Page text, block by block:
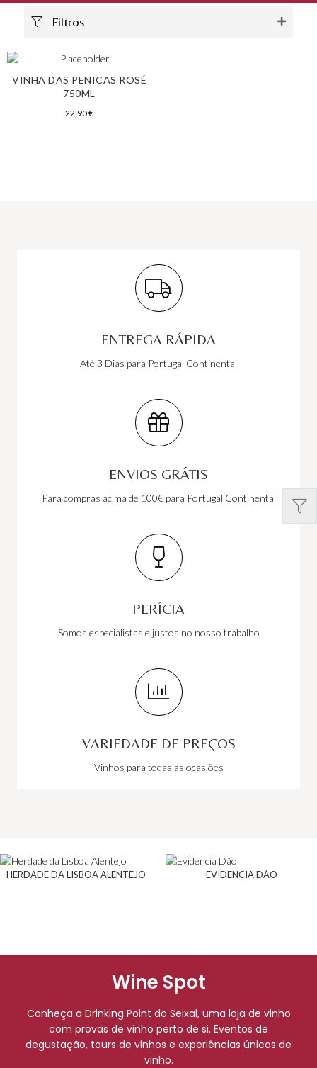
Filtros
VINHA DAS PENICAS ROSÉ
750ML
22,90€
ENTREGA RÁPIDA
Até 3 Dias para Portugal Continental
ENVIOS GRÁTIS
Para compras acima de 100€ para Portugal Continental
PERÍCIA
Somos especialistas e justos no nosso trabalho
VARIEDADE DE PREÇOS
Vinhos para todas as ocasiões
HERDADE DA LISBOA ALENTEJO EVIDENCIA DÃO
Wine Spot
Conheça a Drinking Point do Seixal, uma loja de vinho
com provas de vinho perto de si. Eventos de
degustação, tours de vinhos e experiências únicas de
vinho.